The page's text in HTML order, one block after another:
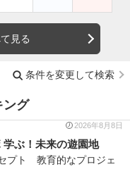
見る
条件を変更して検索
ング
2026年8月8日
学ぶ！未来の遊園地
プト 教育的なプロジェ